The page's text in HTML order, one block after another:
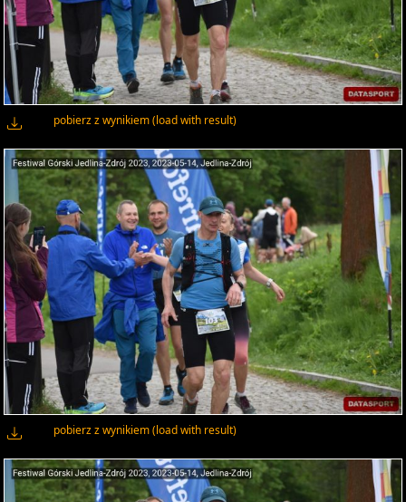
pobierz z wynikiem (load with result)
pobierz z wynikiem (load with result)